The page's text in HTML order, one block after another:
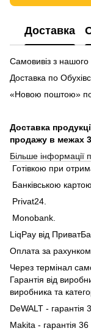
Доставка
Самовивіз з
Доставка по
«Новою поштою» по
Доставка
продажу в межах
Більше інформації
Готівкою при
Банківською картою.
Privat24.
Monobank.
LiqPay від
Оплата за рахунком.
Через термінал
Гарантія від
виробника та
DeWALT - гарантія
Makita - гарантія 36